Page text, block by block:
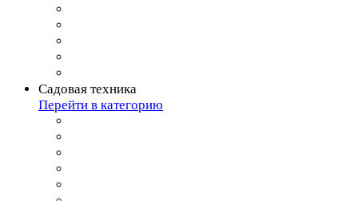
Садовая техника
Перейти в категорию